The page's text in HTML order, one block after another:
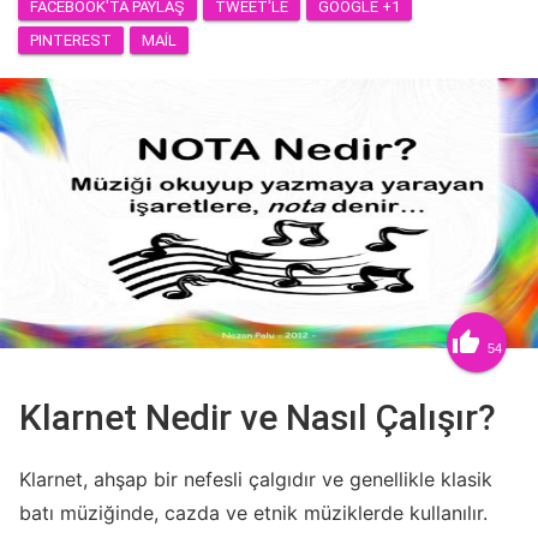
FACEBOOK'TA PAYLAŞ TWEET'LE
GOOGLE +1
PINTEREST
MAIL
 54
Klarnet Nedir ve Nasıl Çalışır?
Klarnet, ahşap bir nefesli çalgıdır ve genellikle klasik
batı müziğinde, cazda ve etnik müziklerde kullanılır.